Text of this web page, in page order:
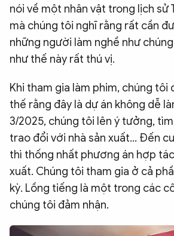
nói về một nhân vật trong lịch sử
mà chúng tôi nghĩ rằng rất cần
những người làm nghề như
như thế này rất thú vị.
Khi tham gia làm phim, chúng tôi
thế rằng đây là dự án không dễ
3/2025, chúng tôi lên ý tưởng,
trao đổi với nhà sản xuất… Đến
thì thống nhất phương án hợp
xuất. Chúng tôi tham gia ở cả
kỳ. Lồng tiếng là một trong các
chúng tôi đảm nhận.